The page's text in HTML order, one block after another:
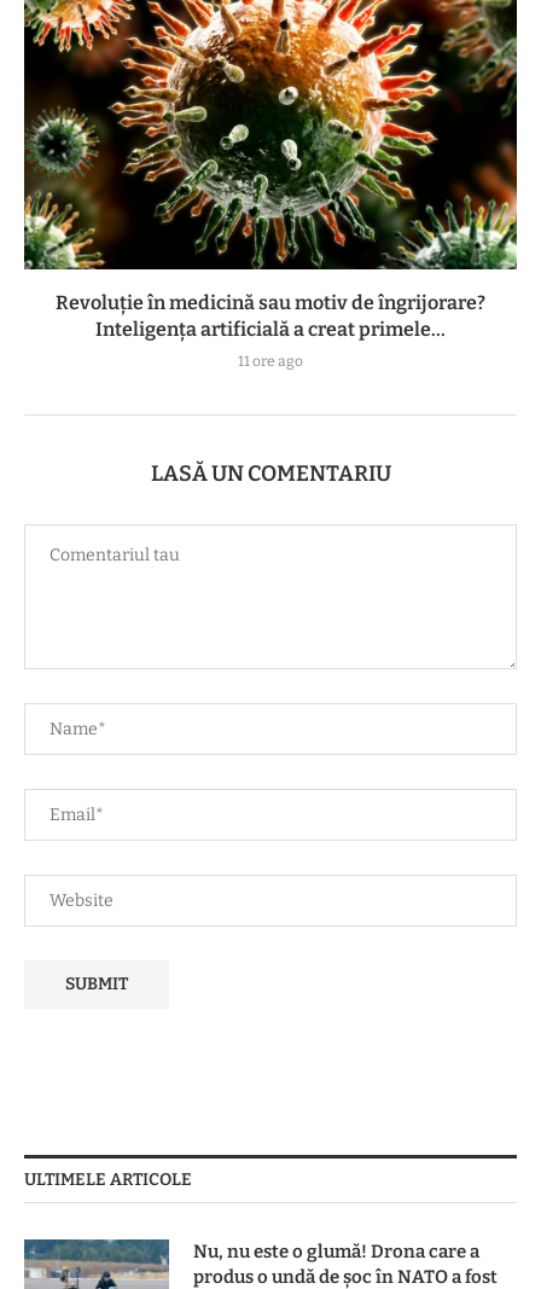
Revoluție în medicină sau motiv de îngrijorare?
Inteligența artificială a creat primele...
11 ore ago
LASĂ UN COMENTARIU
ULTIMELE ARTICOLE
Nu, nu este o glumă! Drona care a
produs o undă de șoc în NATO a fost